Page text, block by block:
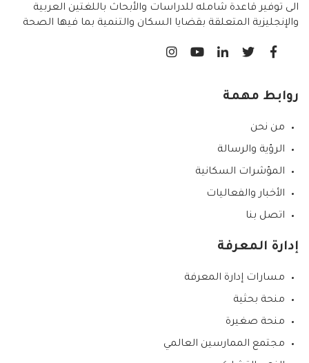
الى توفير قاعدة شامله للدراسات والأبحاث باللغتين العربية
والإنجليزية المتعلقة بقضايا السكان والتنمية بما فيها الصحة
روابط مهمة
من نحن
الرؤية والرسالة
المؤشرات السكانية
الأخبار والفعاليات
اتصل بنا
إدارة المعرفة
مسارات إدارة المعرفة
منحة بحثية
منحة صغيرة
مجتمع الممارسين العالمي